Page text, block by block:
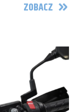
ZOBACZ